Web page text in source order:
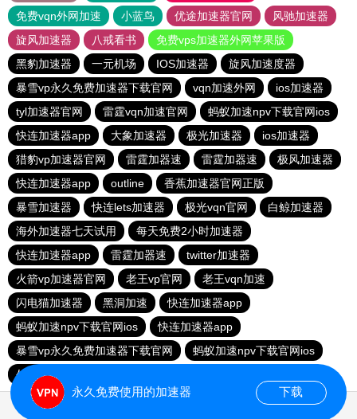
免费vqn外网加速
小蓝鸟 优途加速器官网
风驰加速器
旋风加速器
八戒看书
免费vps加速器外网苹果版
黑豹加速器
一元机场 IOS加速器
旋风加速度器
暴雪vp永久免费加速器下载官网
vqn加速外网
ios加速器
tyl加速器官网
雷霆vqn加速官网
蚂蚁加速npv下载官网ios
快连加速器app
大象加速器 极光加速器
ios加速器
猎豹vp加速器官网
雷霆加器速 雷霆加器速
极风加速器
快连加速器app
outline
香蕉加速器官网正版
暴雪加速器
快连lets加速器 极光vqn官网
白鲸加速器
海外加速器七天试用
每天免费2小时加速器
快连加速器app
雷霆加器速
twitter加速器
火箭vp加速器官网
老王vp官网
老王vqn加速
闪电猫加速器
黑洞加速
快连加速器app
蚂蚁加速npv下载官网ios
快连加速器app
暴雪vp永久免费加速器下载官网
蚂蚁加速npv下载官网ios
外网加速免费软件
永久免费使用的加速器 下载